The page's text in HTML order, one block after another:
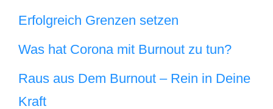
Erfolgreich Grenzen setzen
Was hat Corona mit Burnout zu tun?
Raus aus Dem Burnout – Rein in Deine
Kraft